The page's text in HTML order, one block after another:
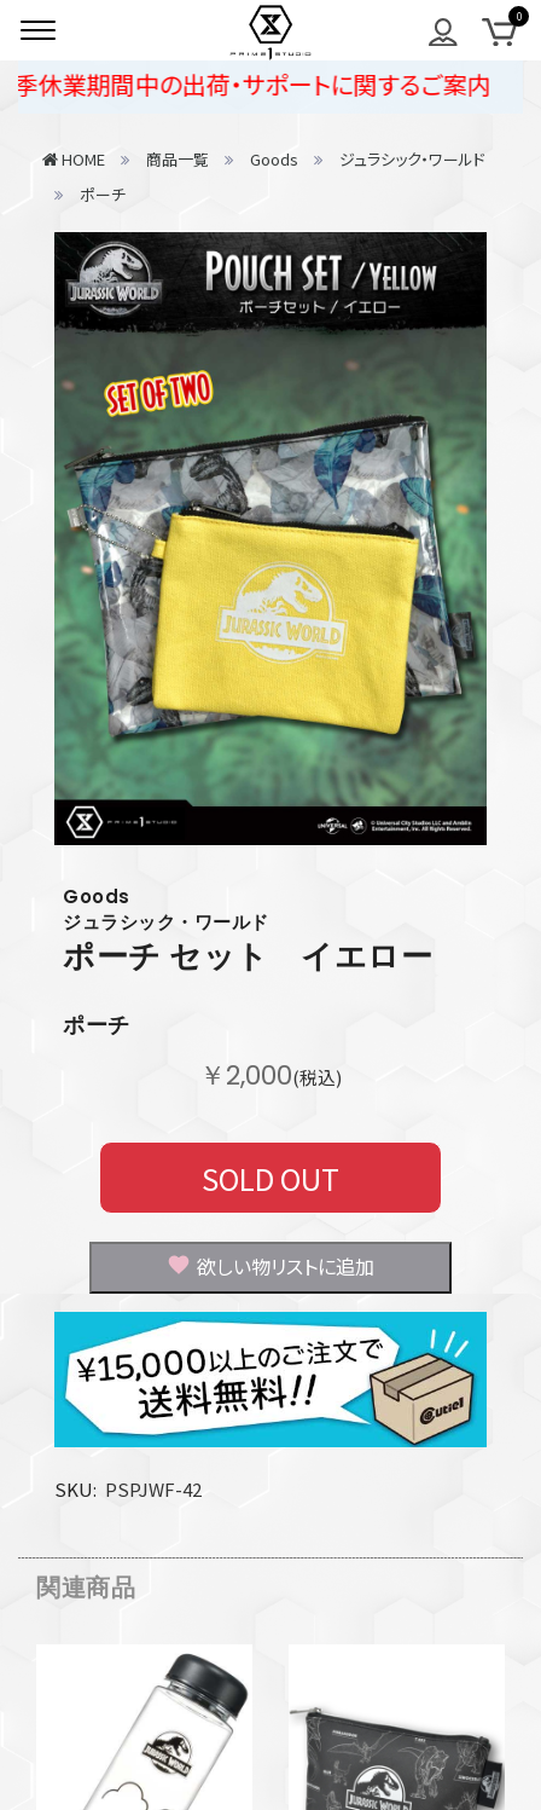
業期間中の出荷・サポートに関するご案内
HOME 商品一覧 Goods
ジュラシック・ワールド
ポーチ
Goods
ジュラシック・ワールド
ポーチ セット イエロー
ポーチ
￥2,000(税込)
SOLD OUT
欲しい物リストに追加
SKU PSPJWF-42
関連商品